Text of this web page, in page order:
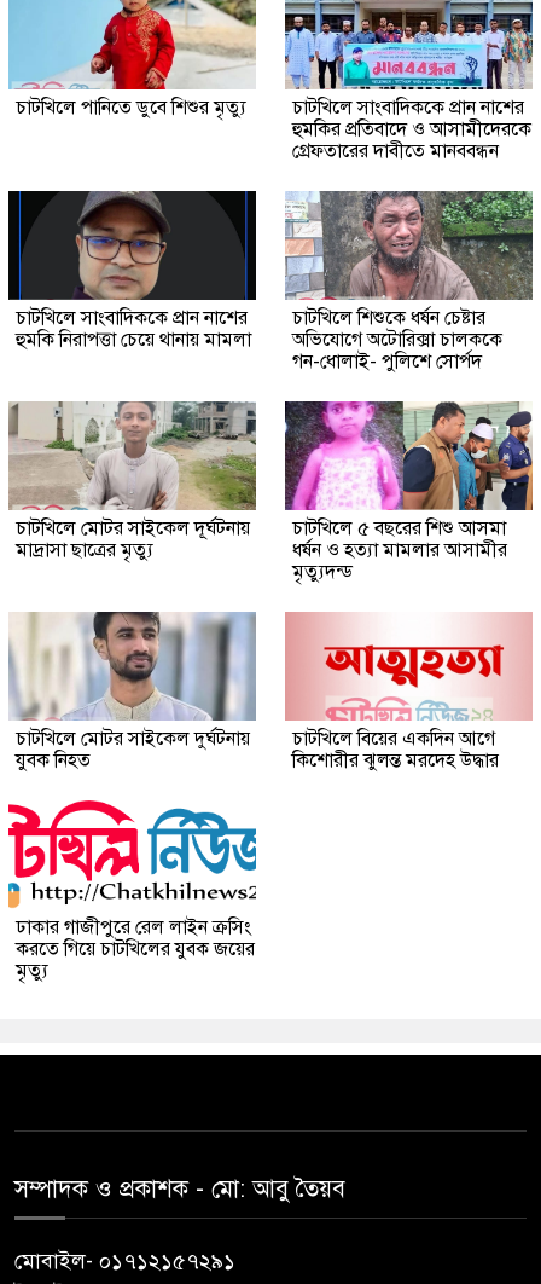
চাটখিলে পানিতে ডুবে শিশুর মৃত্যু
চাটখিলে সাংবাদিককে প্রান নাশের
হুমকির প্রতিবাদে ও আসামীদেরকে
গ্রেফতারের দাবীতে মানববন্ধন
চাটখিলে সাংবাদিককে প্রান নাশের
হুমকি নিরাপত্তা চেয়ে থানায় মামলা
চাটখিলে শিশুকে ধর্ষন চেষ্টার
অভিযোগে অটোরিক্সা চালককে
গন-ধোলাই- পুলিশে সোর্পদ
চাটখিলে মোটর সাইকেল দূর্ঘটনায়
মাদ্রাসা ছাত্রের মৃত্যু
চাটখিলে ৫ বছরের শিশু আসমা
ধর্ষন ও হত্যা মামলার আসামীর
মৃত্যুদন্ড
চাটখিলে মোটর সাইকেল দুর্ঘটনায়
যুবক নিহত
চাটখিলে বিয়ের একদিন আগে
কিশোরীর ঝুলন্ত মরদেহ উদ্ধার
ঢাকার গাজীপুরে রেল লাইন ক্রসিং
করতে গিয়ে চাটখিলের যুবক জয়ের
মৃত্যু
সম্পাদক ও প্রকাশক -‌ মো: আবু‌ তৈয়ব
মোবাইল- ০১৭১২১৫৭২৯১